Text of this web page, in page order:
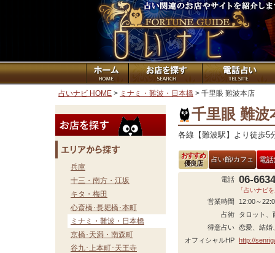
占いナビ HOME > ミナミ・難波・日本橋 > 千里眼 難波本店
兵庫
十三・南方・江坂
キタ・梅田
心斎橋･長堀橋･本町
ミナミ・難波・日本橋
京橋･天満・南森町
谷九･上本町･天王寺
千里眼 難波
各線【難波駅】より徒歩5
おすすめ
優良店
占い館/カフェ 電
電話 06-
「占いナビ
営業時間
12:00～
占術
タロット、
得意占い 恋愛、結婚
オフィシャルHP http://